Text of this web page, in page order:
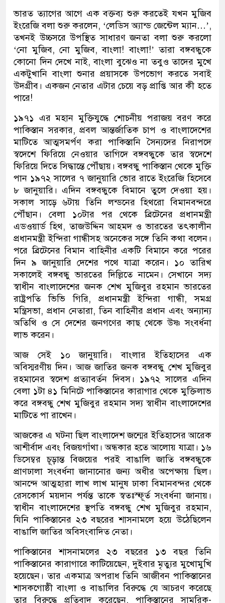
ভারত ত্যাগের আগে এক বক্তব্য শুরু করতেই যখন মুজিব
ইংরেজি বলা শুরু করলেন, ‘লেডিস অ্যান্ড জেন্টেল ম্যান…’,
তখনই উচ্চসরে উপস্থিত সাধারণ জনতা বলা শুরু করলো
‘নো মুজিব, নো মুজিব, বাংলা! বাংলা!’ তারা বঙ্গবন্ধুকে
কোনো দিন দেখে নাই, বাংলা বুঝেও না তবুও তাদের মুখে
একটুখানি বাংলা শুনার প্রয়াসকে উপভোগ করতে সবাই
উদগ্রীব। একজন নেতার এটার চেয়ে বড় প্রাপ্তি আর কী হতে
পারে!
১৯৭১ এর মহান মুক্তিযুদ্ধে শোচনীয় পরাজয় বরণ করে
পাকিস্তান সরকার, প্রবল আন্তর্জাতিক চাপ ও বাংলাদেশের
মাটিতে আত্মসমর্পণ করা পাকিস্তানি সৈন্যদের নিরাপদে
স্বদেশে ফিরিয়ে নেওয়ার তাগিদে বঙ্গবন্ধুকে তার স্বদেশে
ফিরিয়ে দিতে সিদ্ধান্তে পৌঁছায়। বঙ্গবন্ধু পাকিস্তান থেকে মুক্তি
পান ১৯৭২ সালের ৭ জানুয়ারি ভোর রাতে ইংরেজি হিসেবে
৮ জানুয়ারি। এদিন বঙ্গবন্ধুকে বিমানে তুলে দেওয়া হয়।
সকাল সাড়ে ৬টায় তিনি লন্ডনের হিথরো বিমানবন্দরে
পৌঁছান। বেলা ১০টার পর থেকে ব্রিটেনের প্রধানমন্ত্রী
এডওয়ার্ড হিথ, তাজউদ্দিন আহমদ ও ভারতের তৎকালীন
প্রধানমন্ত্রী ইন্দিরা গান্ধীসহ অনেকের সঙ্গে তিনি কথা বলেন।
পরে ব্রিটেনের বিমান বাহিনীর একটি বিমানে করে পরের
দিন ৯ জানুয়ারি দেশের পথে যাত্রা করেন। ১০ তারিখ
সকালেই বঙ্গবন্ধু ভারতের দিল্লিতে নামেন। সেখানে সদ্য
স্বাধীন বাংলাদেশের জনক শেখ মুজিবুর রহমান ভারতের
রাষ্ট্রপতি ভিভি গিরি, প্রধানমন্ত্রী ইন্দিরা গান্ধী, সমগ্র
মন্ত্রিসভা, প্রধান নেতারা, তিন বাহিনীর প্রধান এবং অন্যান্য
অতিথি ও সে দেশের জনগণের কাছ থেকে উষ্ণ সংবর্ধনা
লাভ করেন।
আজ সেই ১০ জানুয়ারি। বাংলার ইতিহাসের এক
অবিস্মরণীয় দিন। আজ জাতির জনক বঙ্গবন্ধু শেখ মুজিবুর
রহমানের স্বদেশ প্রত্যাবর্তন দিবস। ১৯৭২ সালের এদিন
বেলা ১টা ৪১ মিনিটে পাকিস্তানের কারাগার থেকে মুক্তিলাভ
করে বঙ্গবন্ধু শেখ মুজিবুর রহমান সদ্য স্বাধীন বাংলাদেশের
মাটিতে পা রাখেন।
আজকের এ ঘটনা ছিল বাংলাদেশ জন্মের ইতিহাসের আরেক
আশীর্বাদ এবং বিজয়গাঁথা। অন্ধকার হতে আলোয় যাত্রা। ১৬
ডিসেম্বর চূড়ান্ত বিজয়ের পরই বাঙালি জাতি বঙ্গবন্ধুকে
প্রাণঢালা সংবর্ধনা জানানোর জন্য অধীর অপেক্ষায় ছিল।
আনন্দে আত্মহারা লাখ লাখ মানুষ ঢাকা বিমানবন্দর থেকে
রেসকোর্স ময়দান পর্যন্ত তাকে স্বতঃস্ফূর্ত সংবর্ধনা জানায়।
স্বাধীন বাংলাদেশের স্থপতি বঙ্গবন্ধু শেখ মুজিবুর রহমান,
যিনি পাকিস্তানের ২৩ বছরের শাসনামলে হয়ে উঠেছিলেন
বাঙালি জাতির অবিসংবাদিত নেতা।
পাকিস্তানের শাসনামলের ২৩ বছরের ১৩ বছর তিনি
পাকিস্তানের কারাগারে কাটিয়েছেন, দুইবার মৃত্যুর মুখোমুখি
হয়েছেন। তার একমাত্র অপরাধ তিনি আজীবন পাকিস্তানের
শাসকগোষ্ঠী বাংলা ও বাঙালির বিরুদ্ধে যে আচরণ করেছে
তার বিরুদ্ধে প্রতিবাদ করেছেন, পাকিস্তানের সামরিক-